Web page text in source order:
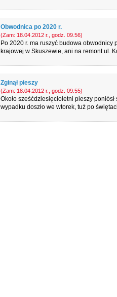
Obwodnica po 2020 r.
(Zam: 18.04.2012 r., godz. 09.56)
Po 2020 r. ma ruszyć budowa obwodnicy
krajowej w Skuszewie, ani na remont ul.
Zginął pieszy
(Zam: 18.04.2012 r., godz. 09.55)
Około sześćdziesięcioletni pieszy
wypadku doszło we wtorek, tuż po